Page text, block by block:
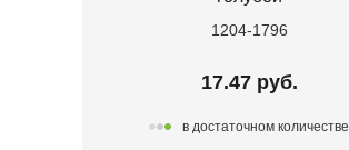
1204-1796
17.47 руб.
в достаточном количестве